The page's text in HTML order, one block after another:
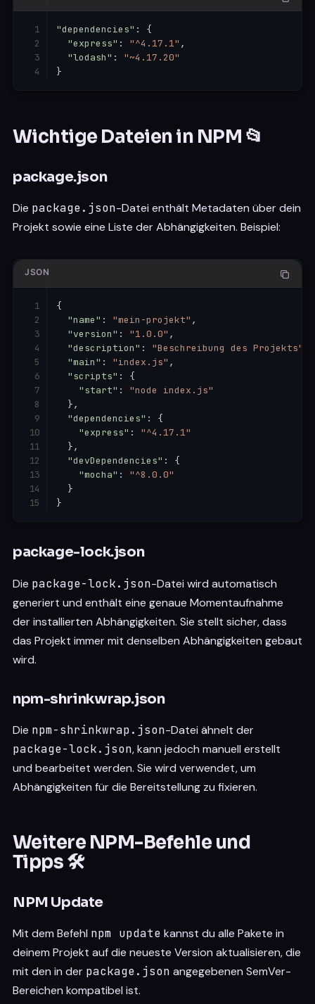
"dependencies" :
{
"express" : "^4.17.1" ,
"lodash" :
"~4.17.20"
}
Wichtige Dateien in NPM 📂
package.json
Die package.json-Datei enthält Metadaten über dein
Projekt sowie eine Liste der Abhängigkeiten. Beispiel:
{
"name" : "mein-projekt" ,
"version" : "1.0.0" ,
"description" : "Beschreibung des Projekts"
"main" : "index.js" ,
"scripts" :
{
"start" :
"node index.js"
},
"dependencies" :
{
"express" :
"^4.17.1"
},
"devDependencies" :
{
"mocha" :
"^8.0.0"
}
}
JSON
package-lock.json
Die package-lock.json-Datei wird automatisch
generiert und enthält eine genaue Momentaufnahme
der installierten Abhängigkeiten. Sie stellt sicher, dass
das Projekt immer mit denselben Abhängigkeiten gebaut
wird.
npm-shrinkwrap.json
Die npm-shrinkwrap.json-Datei ähnelt der
package-lock.json, kann jedoch manuell erstellt
und bearbeitet werden. Sie wird verwendet, um
Abhängigkeiten für die Bereitstellung zu fixieren.
Weitere NPM-Befehle und
Tipps 🛠️
NPM Update
Mit dem Befehl npm update kannst du alle Pakete in
deinem Projekt auf die neueste Version aktualisieren, die
mit den in der package.json angegebenen SemVer-
Bereichen kompatibel ist.